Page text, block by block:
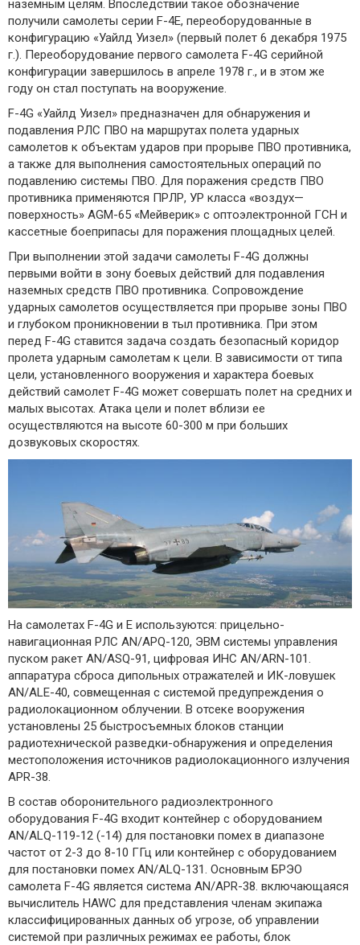
наземным целям. Впоследствии такое обозначение
получили самолеты серии F-4E, переоборудованные в
конфигурацию «Уайлд Уизел» (первый полет 6 декабря 1975
г.). Переоборудование первого самолета F-4G серийной
конфигурации завершилось в апреле 1978 г., и в этом же
году он стал поступать на вооружение.
F-4G «Уайлд Уизел» предназначен для обнаружения и
подавления РЛС ПВО на маршрутах полета ударных
самолетов к объектам ударов при прорыве ПВО противника,
а также для выполнения самостоятельных операций по
подавлению системы ПВО. Для поражения средств ПВО
противника применяются ПРЛР, УР класса «воздух—
поверхность» AGM-65 «Мейверик» с оптоэлектронной ГСН и
кассетные боеприпасы для поражения площадных целей.
При выполнении этой задачи самолеты F-4G должны
первыми войти в зону боевых действий для подавления
наземных средств ПВО противника. Сопровождение
ударных самолетов осуществляется при прорыве зоны ПВО
и глубоком проникновении в тыл противника. При этом
перед F-4G ставится задача создать безопасный коридор
пролета ударным самолетам к цели. В зависимости от типа
цели, установленного вооружения и характера боевых
действий самолет F-4G может совершать полет на средних и
малых высотах. Атака цели и полет вблизи ее
осуществляются на высоте 60-300 м при больших
дозвуковых скоростях.
На самолетах F-4G и Е используются: прицельно-
навигационная РЛС AN/APQ-120, ЭВМ системы управления
пуском ракет AN/ASQ-91, цифровая ИНС AN/ARN-101.
аппаратура сброса дипольных отражателей и ИК-ловушек
AN/ALE-40, совмещенная с системой предупреждения о
радиолокационном облучении. В отсеке вооружения
установлены 25 быстросъемных блоков станции
радиотехнической разведки-обнаружения и определения
местоположения источников радиолокационного излучения
APR-38.
В состав оборонительного радиоэлектронного
оборудования F-4G входит контейнер с оборудованием
AN/ALQ-119-12 (-14) для постановки помех в диапазоне
частот от 2-3 до 8-10 ГГц или контейнер с оборудованием
для постановки помех AN/ALQ-131. Основным БРЭО
самолета F-4G является система AN/APR-38. включающаяся
вычислитель HAWC для представления членам экипажа
классифицированных данных об угрозе, об управлении
системой при различных режимах ее работы, блок